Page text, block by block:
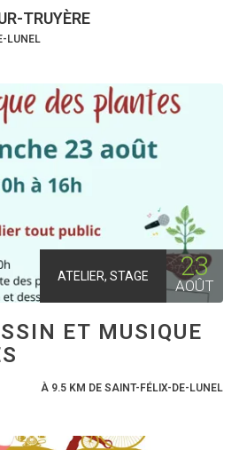
TRUYÈRE
LUNEL
ATELIER, STAGE 23
AOÛT
ET MUSIQUE
À 9.5 KM DE SAINT-FÉLIX-DE-LUNEL